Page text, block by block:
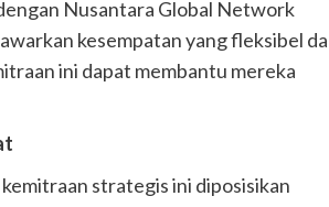
Nusantara Global Network
kesempatan yang fleksibel
ini dapat membantu mereka
strategis ini diposisikan